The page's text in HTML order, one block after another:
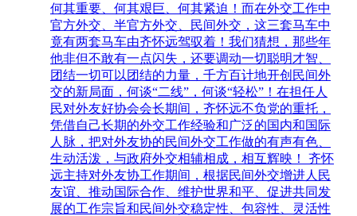
何其重要、何其艰巨、何其紧迫！而在外交工作中
官方外交、半官方外交、民间外交，这三套马车中
竟有两套马车由齐怀远驾驭着！我们猜想，那些年
他非但不敢有一点闪失，还要调动一切聪明才智、
团结一切可以团结的力量，千方百计地开创民间外
交的新局面，何谈“二线”，何谈“轻松”！在担任人
民对外友好协会会长期间，齐怀远不负党的重托，
凭借自己长期的外交工作经验和广泛的国内和国际
人脉，把对外友协的民间外交工作做的有声有色、
生动活泼，与政府外交相辅相成，相互辉映！ 齐怀
远主持对外友协工作期间，根据民间外交增进人民
友谊、推动国际合作、维护世界和平、促进共同发
展的工作宗旨和民间外交稳定性、包容性、灵活性